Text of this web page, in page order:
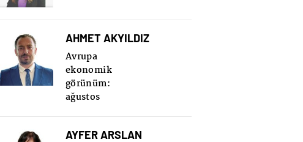
AHMET AKYILDIZ
Avrupa
ekonomik
görünüm:
ağustos
AYFER ARSLAN